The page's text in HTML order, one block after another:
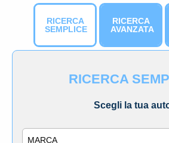
RICERCA
SEMPLICE
RICERCA
AVANZATA
RICERCA
Scegli la tua